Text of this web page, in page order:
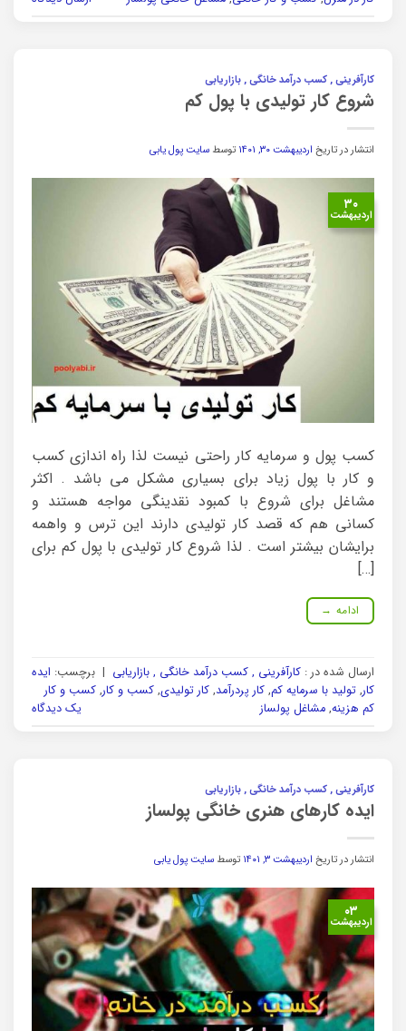
کارآفرینی , کسب درآمد خانگی , بازاریابی
شروع کار تولیدی با پول کم
انتشار در تاریخ اردیبهشت ۳۰, ۱۴۰۱ توسط سایت پول یابی
۳۰
اردیبهشت
کسب پول و سرمایه کار راحتی نیست لذا راه اندازی کسب
و کار با پول زیاد برای بسیاری مشکل می باشد . اکثر
مشاغل برای شروع با کمبود نقدینگی مواجه هستند و
کسانی هم که قصد کار تولیدی دارند این ترس و واهمه
برایشان بیشتر است . لذا شروع کار تولیدی با پول کم برای
[…]
ادامه →
ارسال شده در : کارآفرینی , کسب درآمد خانگی , بازاریابی | برچسب: ایده
کار, تولید با سرمایه کم, کار پردرآمد, کار تولیدی, کسب و کار, کسب و کار
کم هزینه, مشاغل پولساز یک دیدگاه
کارآفرینی , کسب درآمد خانگی , بازاریابی
ایده کارهای هنری خانگی پولساز
انتشار در تاریخ اردیبهشت ۳, ۱۴۰۱ توسط سایت پول یابی
۰۳
اردیبهشت